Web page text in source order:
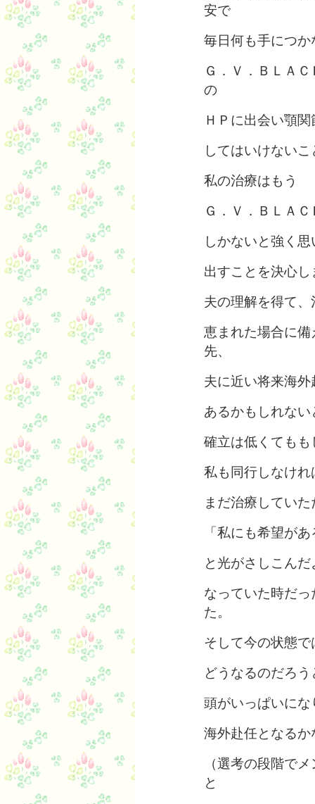
安で
毎日何も手につ
Ｇ．Ｖ．ＢＬＡ
の
ＨＰに出会い顎
してはいけない
私の治療はもう
Ｇ．Ｖ．ＢＬＡ
しかないと強く
出すことを決心し
夫の理解を得て
恵まれた場合に
先、
夫に近い将来海
あるかもしれな
確立は低くても
私も同行しなけ
まだ治療してい
「私にも希望が
と光がさしこん
なっていた時だ
た。
そして今の状態
どうなるのだろ
頭がいっぱいにな
海外赴任となるか
（選考の段階で
と